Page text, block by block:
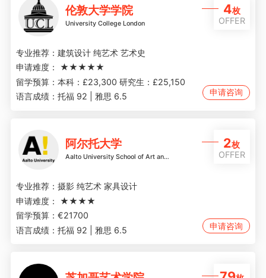
伦敦大学学院
University College London
4枚
OFFER
专业推荐： 建筑设计 纯艺术 艺术史
申请难度：
★★★★★
留学预算： 本科：£23,300 研究生：£25,150
语言成绩： 托福 92 | 雅思 6.5 申请咨询
阿尔托大学
Aalto University School of Art and Design
2枚
OFFER
专业推荐： 摄影 纯艺术 家具设计
申请难度：
★★★★
留学预算： €21700
语言成绩： 托福 92 | 雅思 6.5 申请咨询